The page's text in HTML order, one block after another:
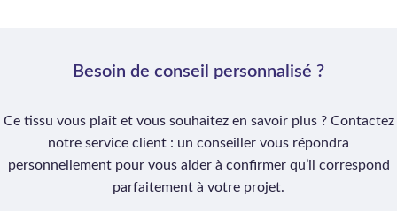
Besoin de conseil personnalisé ?
Ce tissu vous plaît et vous souhaitez en savoir plus ? Contactez
notre service client : un conseiller vous répondra
personnellement pour vous aider à confirmer qu’il correspond
parfaitement à votre projet.